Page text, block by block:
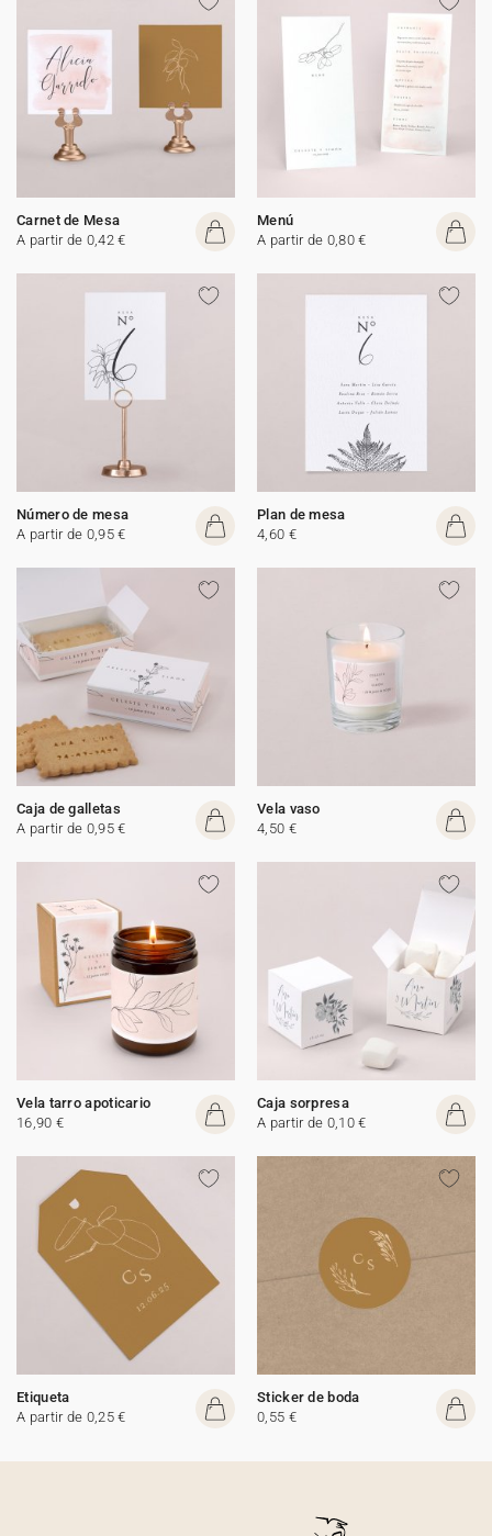
Carnet de Mesa
A partir de 0,42 €
Menú
A partir de 0,80 €
Número de mesa
A partir de 0,95 €
Plan de mesa
4,60 €
Caja de galletas
A partir de 0,95 €
Vela vaso
4,50 €
Vela tarro apoticario
16,90 €
Caja sorpresa
A partir de 0,10 €
Etiqueta
A partir de 0,25 €
Sticker de boda
0,55 €